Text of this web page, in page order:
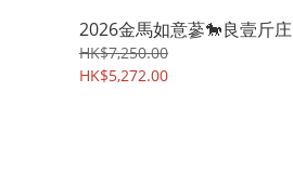
2026金馬如意蔘🐎良壹斤庄
HK$7,250.00
HK$5,272.00